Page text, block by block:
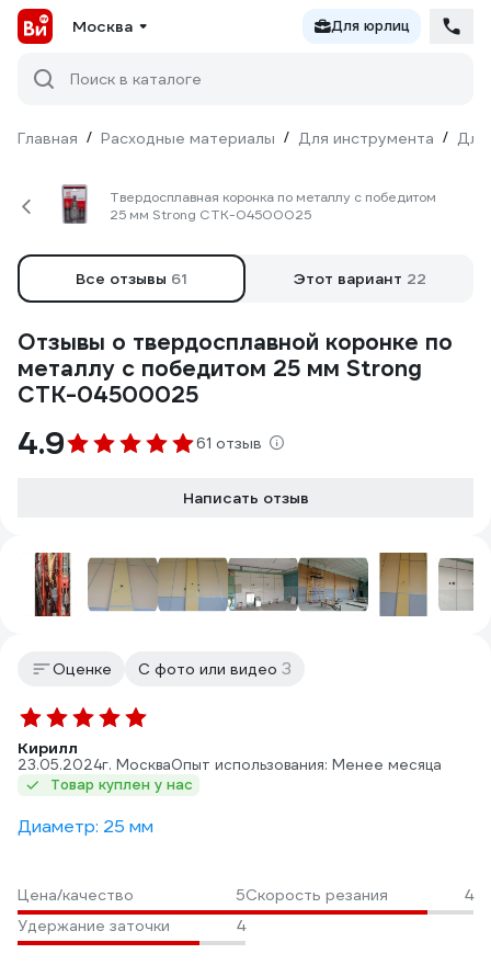
Москва Для юрлиц
Поиск в каталоге
Главная / Расходные материалы / Для инструмента / Для
Твердосплавная коронка по металлу с победитом
25 мм Strong СTК-04500025
Все отзывы 61 Этот вариант 22
Отзывы о твердосплавной коронке по
металлу с победитом 25 мм Strong
СTК-04500025
4.9 61 отзыв
Написать отзыв
Оценке С фото или видео 3
Кирилл
23.05.2024г. МоскваОпыт использования: Менее месяца
Товар куплен у нас
Диаметр: 25 мм
Цена/качество 5Скорость резания
4
Удержание заточки
4